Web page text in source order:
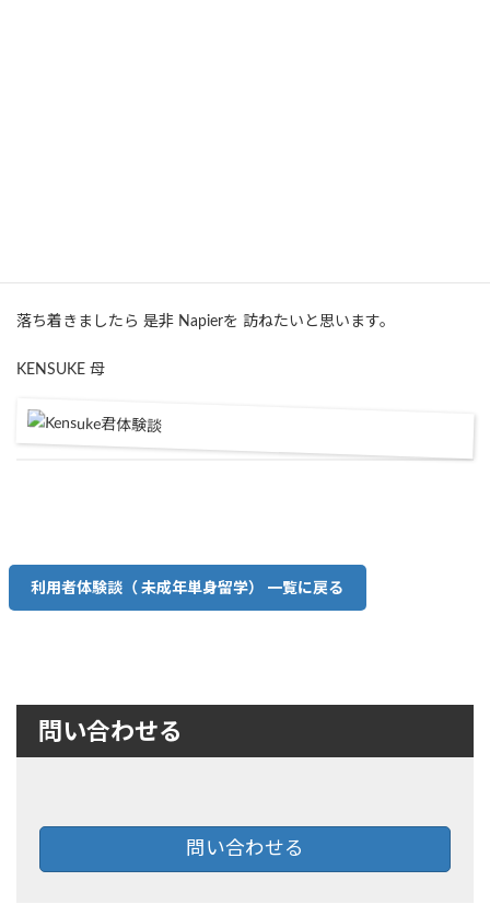
落ち着きましたら 是非 Napierを 訪ねたいと思います。
KENSUKE 母
利用者体験談（ 未成年単身留学） 一覧に戻る
問い合わせる
問い合わせる